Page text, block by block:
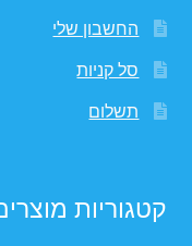
החשבון שלי
סל קניות
תשלום
קטגוריות